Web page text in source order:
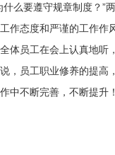
么要遵守规章制度？
作态度和严谨的工作作
体员工在会上认真地
，员工职业修养的提
中不断完善，不断提升